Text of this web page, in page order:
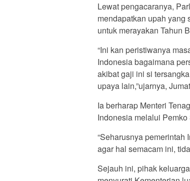
Lewat pengacaranya,
mendapatkan upah
untuk merayakan Tahun
“Ini kan peristiwanya
Indonesia bagaimana
akibat gaji ini si
upaya lain,”ujarnya,
Ia berharap Menteri
Indonesia melalui
“Seharusnya
agar hal semacam ini,
Sejauh ini, pihak